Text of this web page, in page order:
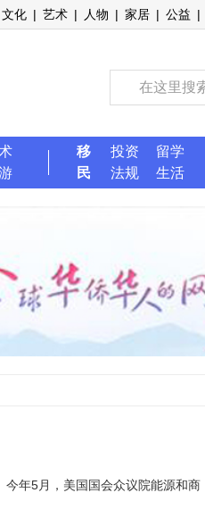
文化 | 艺术 | 人物 | 家居 | 公益 |
移
民
投资
留学
法规
生活
年5月，美国国会众议院能源和商